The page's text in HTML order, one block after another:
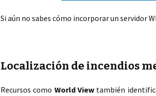
Si aún no sabes cómo incorporar un servidor
Localización de incendios
Recursos como World View también